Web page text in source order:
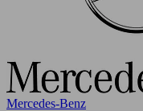
Mercedes-Benz